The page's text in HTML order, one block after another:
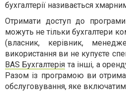
бухгалтерії називається
Отримати доступ до
можуть не тільки бухгалтери
(власник, керівник,
використання ви не купуєте
BAS Бухгалтерія та інші, а
Разом із програмою ви
обслуговування, яке